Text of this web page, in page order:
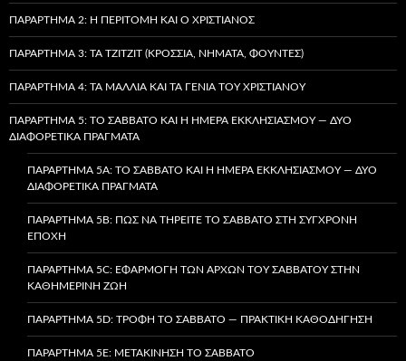
ΠΑΡΆΡΤΗΜΑ 2: Η ΠΕΡΙΤΟΜΉ ΚΑΙ Ο ΧΡΙΣΤΙΑΝΌΣ
ΠΑΡΆΡΤΗΜΑ 3: ΤΑ TZITZIT (ΚΡΌΣΣΙΑ, ΝΉΜΑΤΑ, ΦΟΎΝΤΕΣ)
ΠΑΡΆΡΤΗΜΑ 4: ΤΑ ΜΑΛΛΙΆ ΚΑΙ ΤΑ ΓΈΝΙΑ ΤΟΥ ΧΡΙΣΤΙΑΝΟΎ
ΠΑΡΆΡΤΗΜΑ 5: ΤΟ ΣΆΒΒΑΤΟ ΚΑΙ Η ΗΜΈΡΑ ΕΚΚΛΗΣΙΑΣΜΟΎ — ΔΎΟ
ΔΙΑΦΟΡΕΤΙΚΆ ΠΡΆΓΜΑΤΑ
ΠΑΡΆΡΤΗΜΑ 5A: ΤΟ ΣΆΒΒΑΤΟ ΚΑΙ Η ΗΜΈΡΑ ΕΚΚΛΗΣΙΑΣΜΟΎ — ΔΎΟ
ΔΙΑΦΟΡΕΤΙΚΆ ΠΡΆΓΜΑΤΑ
ΠΑΡΆΡΤΗΜΑ 5B: ΠΏΣ ΝΑ ΤΗΡΕΊΤΕ ΤΟ ΣΆΒΒΑΤΟ ΣΤΗ ΣΎΓΧΡΟΝΗ
ΕΠΟΧΉ
ΠΑΡΆΡΤΗΜΑ 5C: ΕΦΑΡΜΟΓΉ ΤΩΝ ΑΡΧΏΝ ΤΟΥ ΣΑΒΒΆΤΟΥ ΣΤΗΝ
ΚΑΘΗΜΕΡΙΝΉ ΖΩΉ
ΠΑΡΆΡΤΗΜΑ 5D: ΤΡΟΦΉ ΤΟ ΣΆΒΒΑΤΟ — ΠΡΑΚΤΙΚΉ ΚΑΘΟΔΉΓΗΣΗ
ΠΑΡΆΡΤΗΜΑ 5E: ΜΕΤΑΚΊΝΗΣΗ ΤΟ ΣΆΒΒΑΤΟ